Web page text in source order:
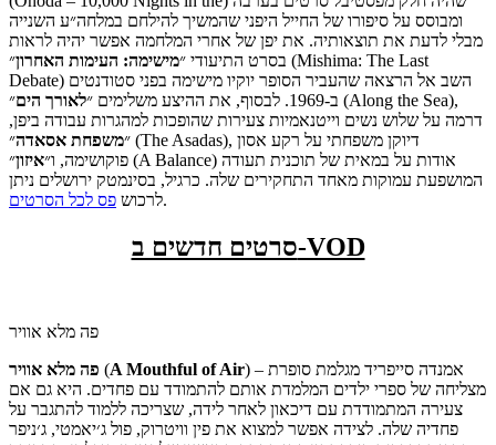
ומבוסס על סיפורו של החייל היפני שהמשיך להילחם במלחה״ע השנייה
מבלי לדעת את תוצאותיה. את יפן של אחרי המלחמה אפשר יהיה לראות
בסרט התיעודי ״מישימה: העימות האחרון״ (Mishima: The Last
Debate) השב אל הרצאה שהעביר הסופר יוקיו מישימה בפני סטודנטים
ב-1969. לבסוף, את ההיצע משלימים ״
לאורך הים״ (Along the Sea),
דרמה על שלוש נשים וייטנאמיות צעירות שהופכות למהגרות עבודה ביפן,
״משפחת אסאדה״ (The Asadas), דיוקן משפחתי על רקע אסון
פוקושימה, ו״איזון״ (A Balance) אודות על במאית של תוכנית תעודה
המושפעת עמוקות מאחד התחקירים שלה. כרגיל, בסינמטק ירושלים ניתן
לרכוש פס לכל הסרטים .
סרטים חדשים ב-VOD
פה מלא אוויר
פה מלא אוויר (A Mouthful of Air) – אמנדה סייפריד מגלמת סופרת
מצליחה של ספרי ילדים המלמדת אותם להתמודד עם פחדים. היא גם אם
צעירה המתמודדת עם דיכאון לאחר לידה, שצריכה ללמוד להתגבר על
פחדיה שלה. לצידה אפשר למצוא את פין וויטרוק, פול ג׳יאמטי, ג׳ניפר